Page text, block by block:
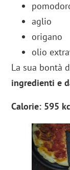
aglio
origano
olio
La sua bontà
ingredienti e
Calorie: 595